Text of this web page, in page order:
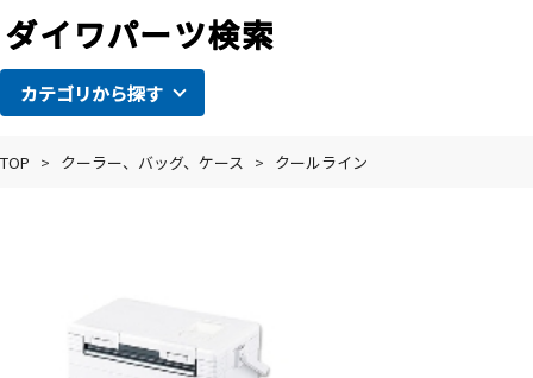
カテゴリから探す
TOP > クーラー、バッグ、ケース > クールライン